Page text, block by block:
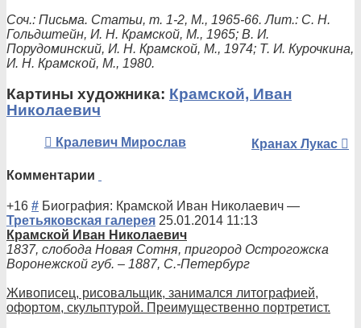
Соч.: Письма. Статьи, т. 1-2, М., 1965-66. Лит.: С. Н.
Гольдштейн, И. Н. Крамской, М., 1965; В. И.
Порудоминский, И. Н. Крамской, М., 1974; Т. И. Курочкина,
И. Н. Крамской, М., 1980.
Картины художника: Крамской, Иван
Николаевич
Кралевич Мирослав Кранах Лукас
Комментарии
+16 # Биография: Крамской Иван Николаевич —
Третьяковская галерея 25.01.2014 11:13
Крамской Иван Николаевич
1837, cлобода Новая Сотня, пригород Острогожска
Воронежской губ. – 1887, С.-Петербург
Живописец, рисовальщик, занимался литографией,
офортом, скульптурой. Преимущественно портретист.